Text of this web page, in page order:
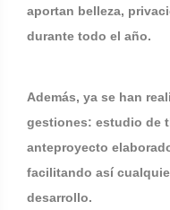
aportan belleza,
durante todo el año.
Además, ya se han
gestiones: estudio de
anteproyecto
facilitando así
desarrollo.